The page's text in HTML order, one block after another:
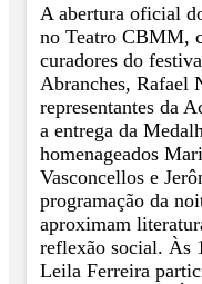
A abertura oficial
no Teatro CBMM,
curadores do
Abranches, Rafael
representantes da
a entrega da
homenageados
Vasconcellos e
programação da
aproximam
reflexão social. Às
Leila Ferreira